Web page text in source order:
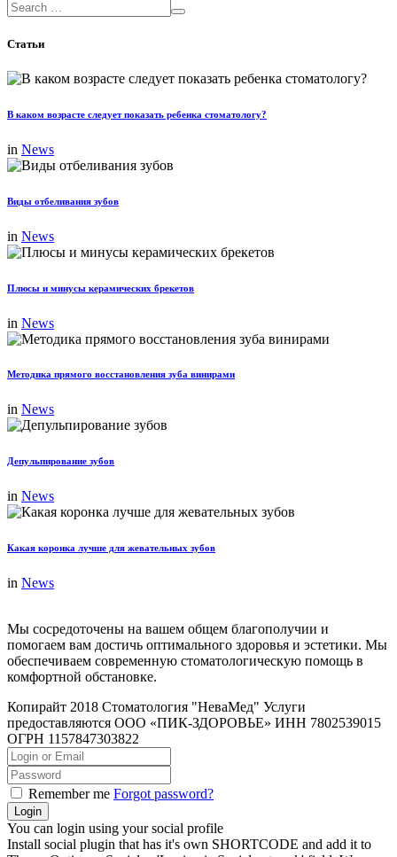
Статьи
В каком возрасте следует показать ребенка стоматологу?
in News
Виды отбеливания зубов
in News
Плюсы и минусы керамических брекетов
in News
Методика прямого восстановления зуба винирами
in News
Депульпирование зубов
in News
Какая коронка лучше для жевательных зубов
in News
Мы сосредоточены на вашем общем благополучии и
помогаем вам достичь оптимального здоровья и эстетики. Мы
обеспечиваем современную стоматологическую помощь в
комфортной обстановке.
Копирайт 2018 Стоматология "НеваМед" Услуги
предоставляются ООО «ПИК-ЗДОРОВЬЕ» ИНН 7802539015
ОГРН 1157847303822
Remember me Forgot password?
You can login using your social profile
Install social plugin that has it's own SHORTCODE and add it to